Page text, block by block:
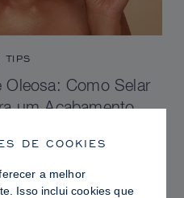
TIPS
Oleosa: Como Selar
um Acabamento
DE COOKIES
a melhor
Isso inclui cookies que